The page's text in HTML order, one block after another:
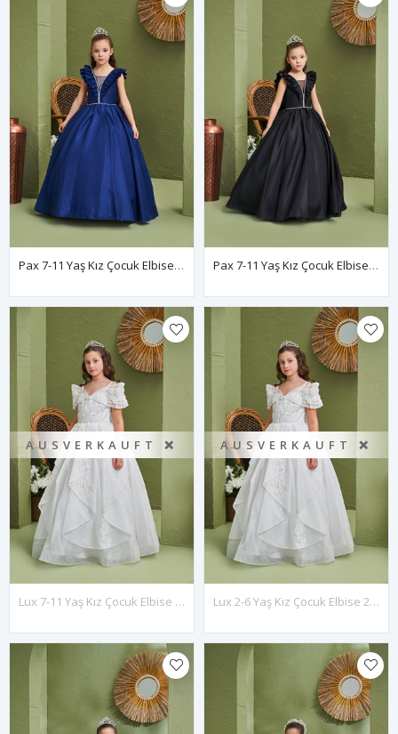
Pax 7-11 Yaş Kız Çocuk Elbise 30197 Parlament Pax 7-11 Yaş Kız Çocuk Elbise 30197 Siyah
AUSVERKAUFT ❌
Lux 7-11 Yaş Kız Çocuk Elbise 30198 Kırık Beyaz
AUSVERKAUFT ❌
Lux 2-6 Yaş Kız Çocuk Elbise 20198 Kırık Beyaz